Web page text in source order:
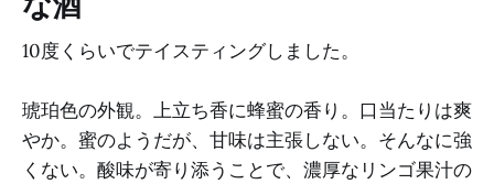
10度くらいでテイスティングしました。
琥珀色の外観。上立ち香に蜂蜜の香り。口当たりは爽
やか。蜜のようだが、甘味は主張しない。そんなに強
くない。酸味が寄り添うことで、濃厚なリンゴ果汁の